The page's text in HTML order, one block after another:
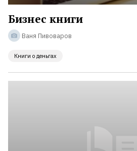
Бизнес книги
Ваня Пивоваров
Книги о деньгах